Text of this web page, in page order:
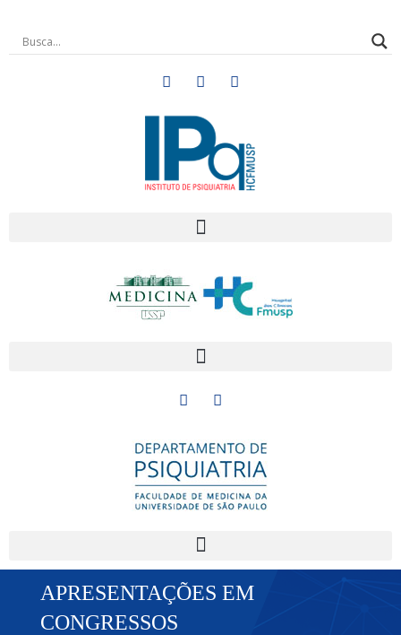
APRESENTAÇÕES EM
CONGRESSOS